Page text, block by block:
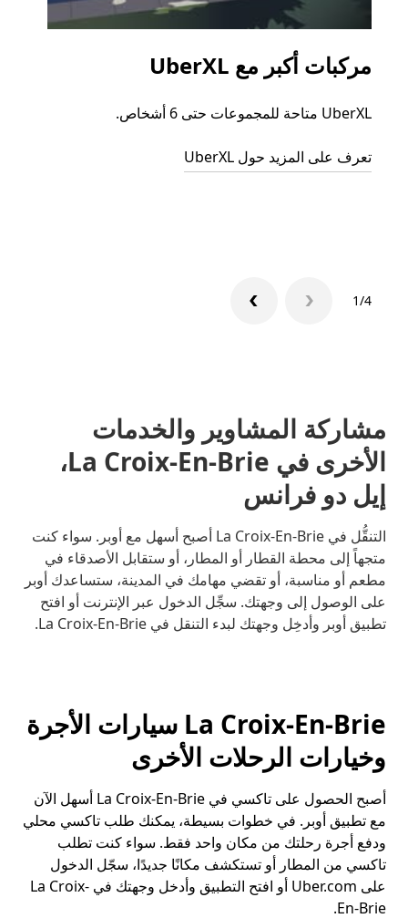
مركبات أكبر مع UberXL
UberXL متاحة للمجموعات حتى 6 أشخاص.
تعرف على المزيد حول UberXL
1/4
مشاركة المشاوير والخدمات
الأخرى في La Croix-En-Brie،
إيل دو فرانس
التنقُّل في La Croix-En-Brie أصبح أسهل مع أوبر. سواء كنت
متجهاً إلى محطة القطار أو المطار، أو ستقابل الأصدقاء في
مطعم أو مناسبة، أو تقضي مهامك في المدينة، ستساعدك أوبر
على الوصول إلى وجهتك. سجِّل الدخول عبر الإنترنت أو افتح
تطبيق أوبر وأدخِل وجهتك لبدء التنقل في La Croix-En-Brie.
La Croix-En-Brie سيارات الأجرة
وخيارات الرحلات الأخرى
أصبح الحصول على تاكسي في La Croix-En-Brie أسهل الآن
مع تطبيق أوبر. في خطوات بسيطة، يمكنك طلب تاكسي محلي
ودفع أجرة رحلتك من مكان واحد فقط. سواء كنت تطلب
تاكسي من المطار أو تستكشف مكانًا جديدًا، سجّل الدخول
على Uber.com أو افتح التطبيق وأدخل وجهتك في La Croix-
En-Brie.